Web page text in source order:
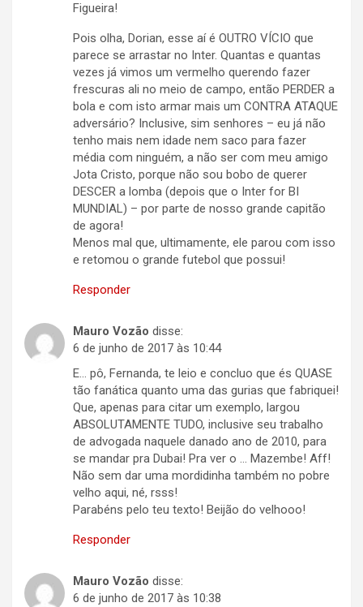
Figueira!
Pois olha, Dorian, esse aí é OUTRO VÍCIO que
parece se arrastar no Inter. Quantas e quantas
vezes já vimos um vermelho querendo fazer
frescuras ali no meio de campo, então PERDER a
bola e com isto armar mais um CONTRA ATAQUE
adversário? Inclusive, sim senhores – eu já não
tenho mais nem idade nem saco para fazer
média com ninguém, a não ser com meu amigo
Jota Cristo, porque não sou bobo de querer
DESCER a lomba (depois que o Inter for BI
MUNDIAL) – por parte de nosso grande capitão
de agora!
Menos mal que, ultimamente, ele parou com isso
e retomou o grande futebol que possui!
Responder
Mauro Vozão disse:
6 de junho de 2017 às 10:44
E… pô, Fernanda, te leio e concluo que és QUASE
tão fanática quanto uma das gurias que fabriquei!
Que, apenas para citar um exemplo, largou
ABSOLUTAMENTE TUDO, inclusive seu trabalho
de advogada naquele danado ano de 2010, para
se mandar pra Dubai! Pra ver o … Mazembe! Aff!
Não sem dar uma mordidinha também no pobre
velho aqui, né, rsss!
Parabéns pelo teu texto! Beijão do velhooo!
Responder
Mauro Vozão disse:
6 de junho de 2017 às 10:38